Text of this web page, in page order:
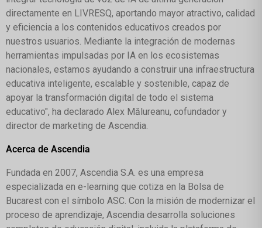
directamente en LIVRESQ, aportando mayor atractivo, calidad
y eficiencia a los contenidos educativos creados por
nuestros usuarios. Mediante la integración de modernas
herramientas impulsadas por IA en los ecosistemas
nacionales, estamos ayudando a construir una infraestructura
educativa inteligente, escalable y sostenible, capaz de
apoyar la transformación digital de todo el sistema
educativo", ha declarado Alex Mălureanu, cofundador y
director de marketing de Ascendia.
Acerca de Ascendia
Fundada en 2007, Ascendia S.A. es una empresa
especializada en e-learning que cotiza en la Bolsa de
Bucarest con el símbolo ASC. Con la misión de modernizar el
proceso de aprendizaje, Ascendia desarrolla soluciones